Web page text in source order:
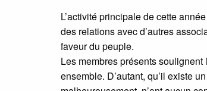
L’activité principale de cette
des relations avec d’autres
faveur du peuple.
Les membres présents
ensemble. D’autant, qu’il existe